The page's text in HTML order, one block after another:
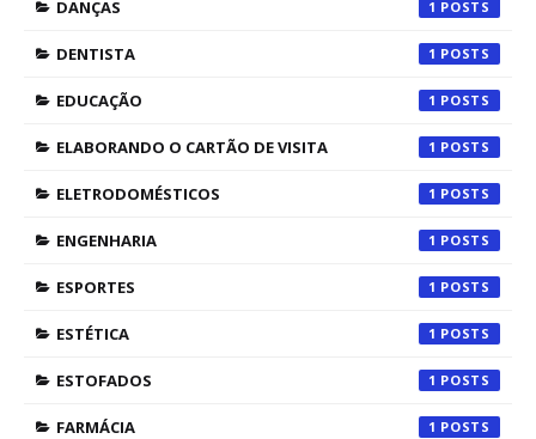
DANÇAS 1
DENTISTA 1
EDUCAÇÃO 1
ELABORANDO O CARTÃO DE VISITA 1
ELETRODOMÉSTICOS 1
ENGENHARIA 1
ESPORTES 1
ESTÉTICA 1
ESTOFADOS 1
FARMÁCIA 1